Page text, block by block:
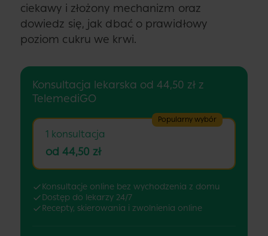
ciekawy i złożony mechanizm oraz
dowiedz się, jak dbać o prawidłowy
poziom cukru we krwi.
Konsultacja lekarska od 44,50 zł z
TelemediGO
Popularny wybór
1 konsultacja
od 44,50 zł
Konsultacje online bez wychodzenia z domu
Dostęp do lekarzy 24/7
Recepty, skierowania i zwolnienia online